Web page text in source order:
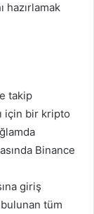
hazırlamak
takip
için bir kripto
Binance
giriş
tüm